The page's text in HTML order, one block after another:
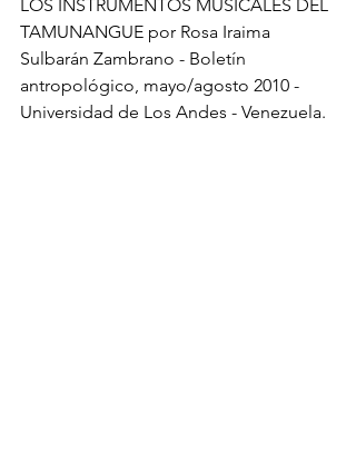
LOS INSTRUMENTOS MUSICALES DEL
TAMUNANGUE por Rosa Iraima
Sulbarán Zambrano - Boletín
antropológico, mayo/agosto 2010 -
Universidad de Los Andes - Venezuela.